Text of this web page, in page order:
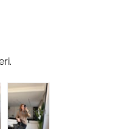
Tükendi